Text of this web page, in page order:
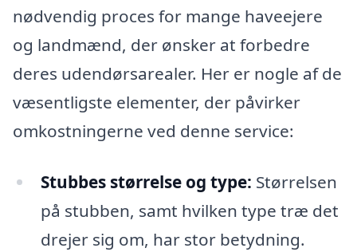
nødvendig proces for mange haveejere
og landmænd, der ønsker at forbedre
deres udendørsarealer. Her er nogle af de
væsentligste elementer, der påvirker
omkostningerne ved denne service:
Stubbes størrelse og type: Størrelsen
på stubben, samt hvilken type træ det
drejer sig om, har stor betydning.